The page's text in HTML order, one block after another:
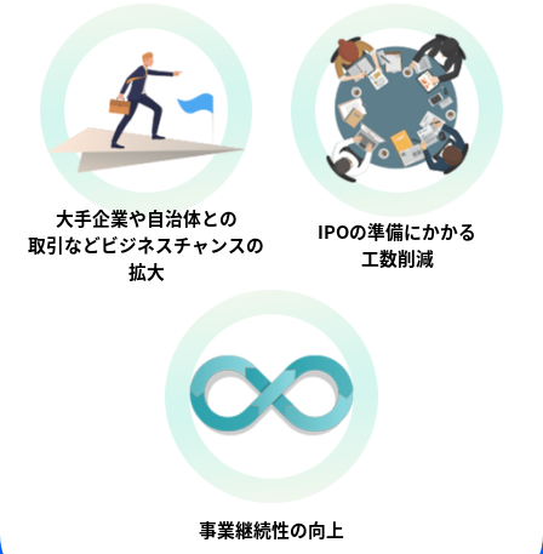
大手企業や自治体との
取引などビジネスチャンスの
拡大
IPOの準備にかかる
工数削減
事業継続性の向上